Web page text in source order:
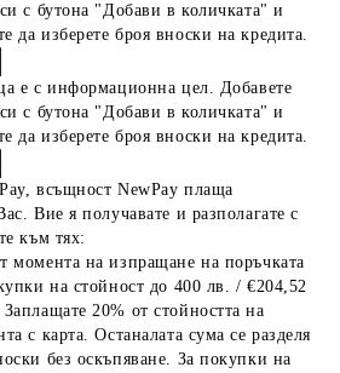
с бутона "Добави в количката" и
да изберете броя вноски на кредита.
е с информационна цел. Добавете
с бутона "Добави в количката" и
да изберете броя вноски на кредита.
всъщност NewPay плаща
Вие я получавате и разполагате с
към тях:
момента на изпращане на поръчката
на стойност до 400 лв. / €204,52
20% от стойността на
с карта. Останалата сума се разделя
без оскъпяване. За покупки на